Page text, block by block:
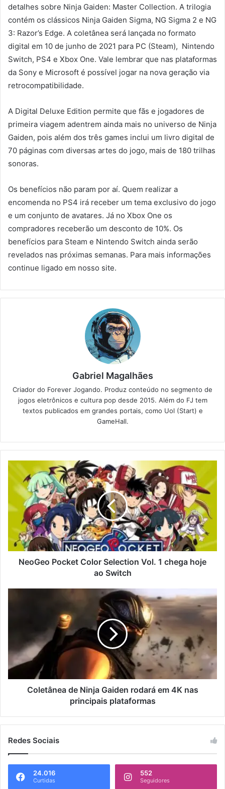
detalhes sobre Ninja Gaiden: Master Collection. A trilogia
contém os clássicos Ninja Gaiden Sigma, NG Sigma 2 e NG
3: Razor’s Edge. A coletânea será lançada no formato
digital em 10 de junho de 2021 para PC (Steam), Nintendo
Switch, PS4 e Xbox One. Vale lembrar que nas plataformas
da Sony e Microsoft é possível jogar na nova geração via
retrocompatibilidade.
A Digital Deluxe Edition permite que fãs e jogadores de
primeira viagem adentrem ainda mais no universo de Ninja
Gaiden, pois além dos três games inclui um livro digital de
70 páginas com diversas artes do jogo, mais de 180 trilhas
sonoras.
Os benefícios não param por aí. Quem realizar a
encomenda no PS4 irá receber um tema exclusivo do jogo
e um conjunto de avatares. Já no Xbox One os
compradores receberão um desconto de 10%. Os
benefícios para Steam e Nintendo Switch ainda serão
revelados nas próximas semanas. Para mais informações
continue ligado em nosso site.
Gabriel Magalhães
Criador do Forever Jogando. Produz conteúdo no segmento de
jogos eletrônicos e cultura pop desde 2015. Além do FJ tem
textos publicados em grandes portais, como Uol (Start) e
GameHall.
NeoGeo Pocket Color Selection Vol. 1 chega hoje
ao Switch
Coletânea de Ninja Gaiden rodará em 4K nas
principais plataformas
Redes Sociais
24.016
Curtidas
552
Seguidores